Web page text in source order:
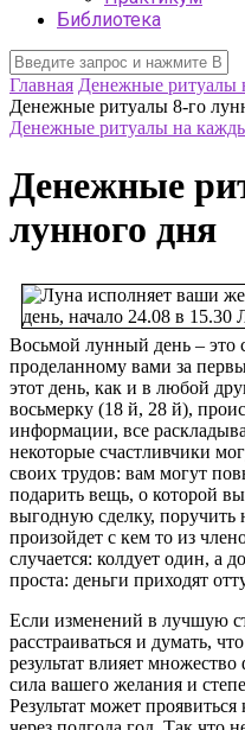
Библиотека
Главная Денежные ритуалы
Денежные ритуалы 8-го
Денежные ритуалы на
Денежные
лунного дня
Восьмой лунный день – это
проделанному вами за
этот день, как и в любой
восьмерку (18 й, 28 й),
информации, все
некоторые счастливчики
своих трудов: вам могут
подарить вещь, о которой
выгодную сделку, поручить
произойдет с кем то из
случается: колдует один, а
проста: деньги приходят
Если изменений в лучшую
расстраиваться и думать,
результат влияет
сила вашего желания и
Результат может проявиться